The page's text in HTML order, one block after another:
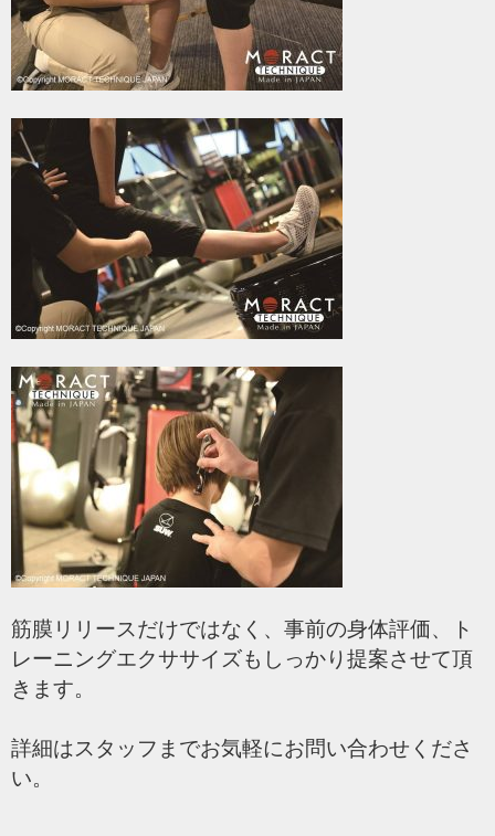
筋膜リリースだけではなく、事前の身体評価、ト
レーニングエクササイズもしっかり提案させて頂
きます。
詳細はスタッフまでお気軽にお問い合わせくださ
い。